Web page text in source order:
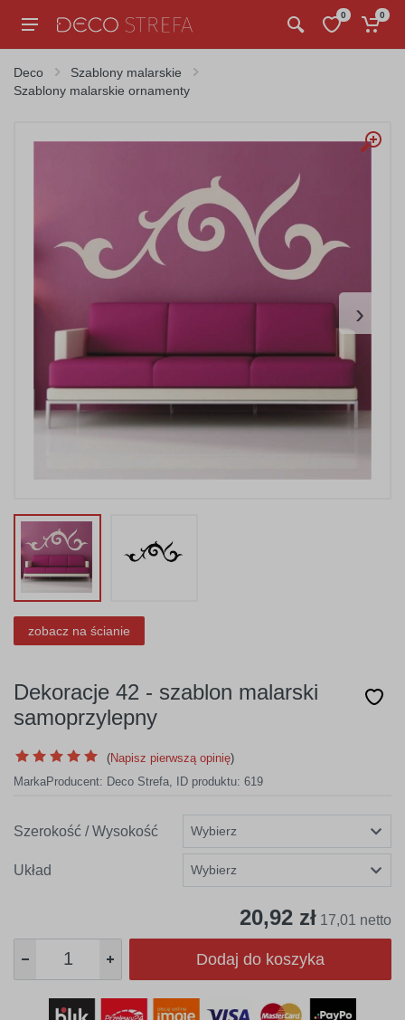
0 0
Deco
Szablony malarskie
Szablony malarskie ornamenty
›
zobacz na ścianie
Dekoracje 42 - szablon malarski
samoprzylepny
(Napisz pierwszą opinię)
MarkaProducent: Deco Strefa, ID produktu: 619
Szerokość / Wysokość
Układ
20,92 zł 17,01 netto
Dodaj do koszyka